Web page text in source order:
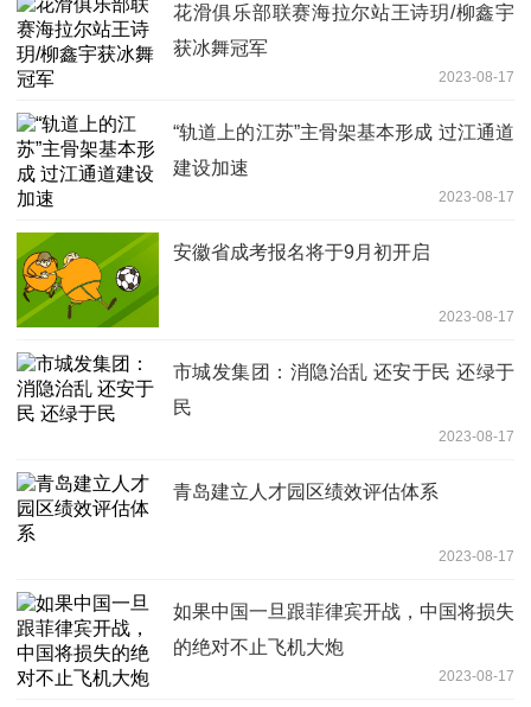
花滑俱乐部联赛海拉尔站王诗玥/柳鑫宇
获冰舞冠军
2023-08-17
“轨道上的江苏”主骨架基本形成 过江通道
建设加速
2023-08-17
安徽省成考报名将于9月初开启
2023-08-17
市城发集团：消隐治乱 还安于民 还绿于
民
2023-08-17
青岛建立人才园区绩效评估体系
2023-08-17
如果中国一旦跟菲律宾开战，中国将损失
的绝对不止飞机大炮
2023-08-17